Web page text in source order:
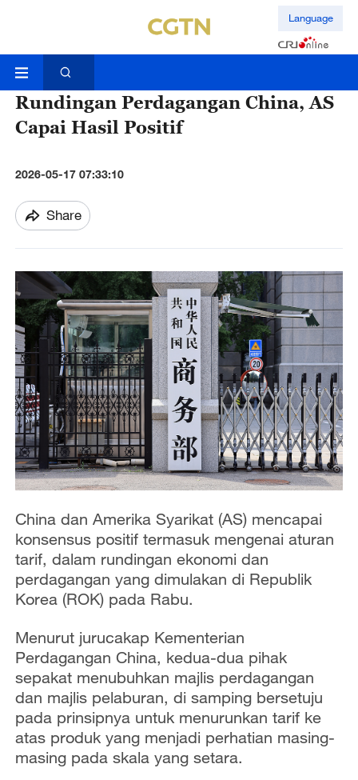
Language
Rundingan Perdagangan China, AS
Capai Hasil Positif
2026-05-17 07:33:10
Share
China dan Amerika Syarikat (AS) mencapai
konsensus positif termasuk mengenai aturan
tarif, dalam rundingan ekonomi dan
perdagangan yang dimulakan di Republik
Korea (ROK) pada Rabu.
Menurut jurucakap Kementerian
Perdagangan China, kedua-dua pihak
sepakat menubuhkan majlis perdagangan
dan majlis pelaburan, di samping bersetuju
pada prinsipnya untuk menurunkan tarif ke
atas produk yang menjadi perhatian masing-
masing pada skala yang setara.